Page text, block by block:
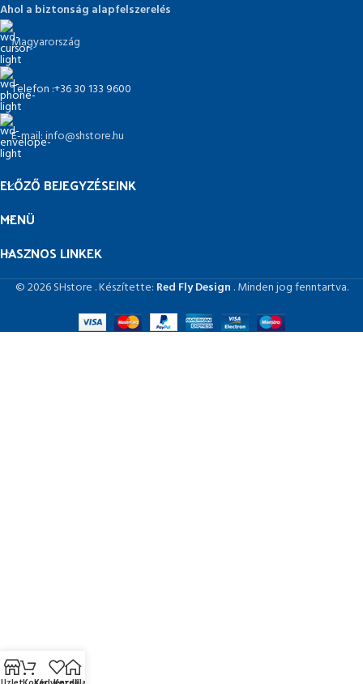
Ahol a biztonság alapfelszerelés
Magyarország
Telefon :+36 30 133 9600
E-mail: info@shstore.hu
ELŐZŐ BEJEGYZÉSEINK
MENÜ
HASZNOS LINKEK
© 2026 SHstore . Készítette: Red Fly Design . Minden jog fenntartva.